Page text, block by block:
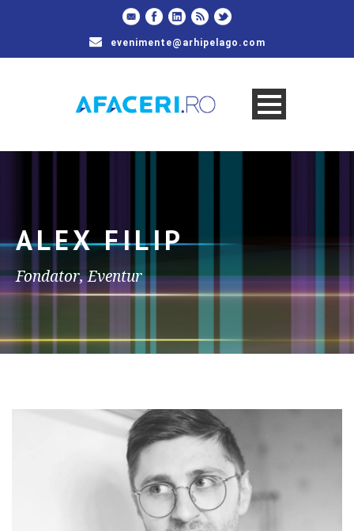
evenimente@arhipelago.com
ALEX FILIP
Fondator, Eventur